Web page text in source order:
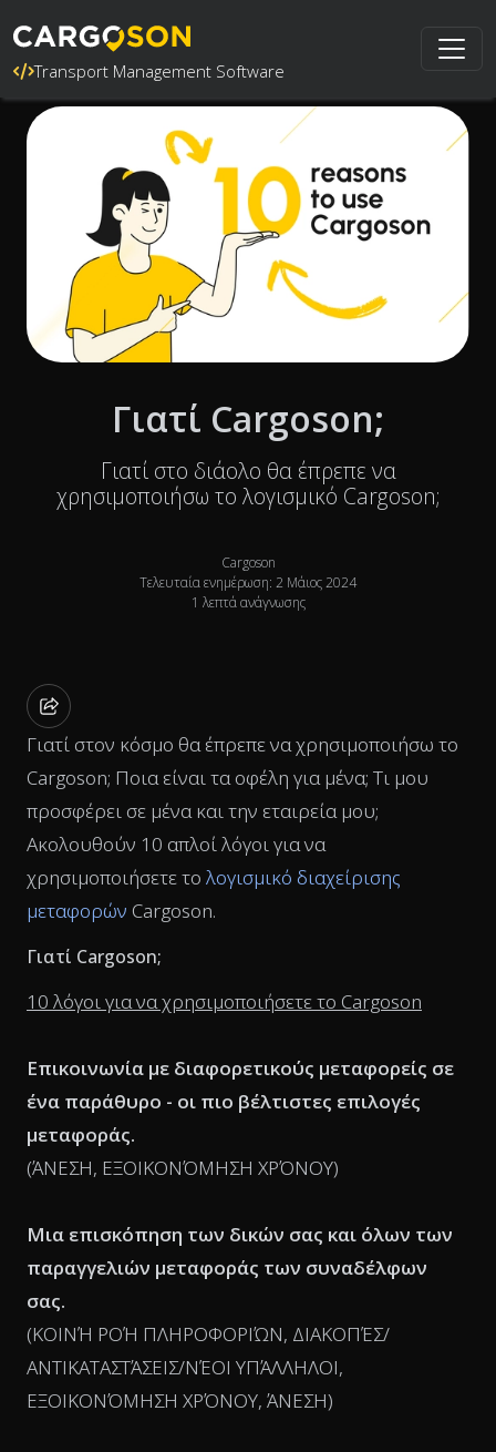
Transport Management Software
Γιατί Cargoson;
Γιατί στο διάολο θα έπρεπε να
χρησιμοποιήσω το λογισμικό Cargoson;
Cargoson
Τελευταία ενημέρωση: 2 Μάιος 2024
1 λεπτά ανάγνωσης
Γιατί στον κόσμο θα έπρεπε να χρησιμοποιήσω το
Cargoson; Ποια είναι τα οφέλη για μένα; Τι μου
προσφέρει σε μένα και την εταιρεία μου;
Ακολουθούν 10 απλοί λόγοι για να
χρησιμοποιήσετε το λογισμικό διαχείρισης
μεταφορών Cargoson.
Γιατί Cargoson;
10 λόγοι για να χρησιμοποιήσετε το Cargoson
Επικοινωνία με διαφορετικούς μεταφορείς σε
ένα παράθυρο - οι πιο βέλτιστες επιλογές
μεταφοράς.
(ΆΝΕΣΗ, ΕΞΟΙΚΟΝΌΜΗΣΗ ΧΡΌΝΟΥ)
Μια επισκόπηση των δικών σας και όλων των
παραγγελιών μεταφοράς των συναδέλφων
σας.
(ΚΟΙΝΉ ΡΟΉ ΠΛΗΡΟΦΟΡΙΏΝ, ΔΙΑΚΟΠΈΣ/
ΑΝΤΙΚΑΤΑΣΤΆΣΕΙΣ/ΝΈΟΙ ΥΠΆΛΛΗΛΟΙ,
ΕΞΟΙΚΟΝΌΜΗΣΗ ΧΡΌΝΟΥ, ΆΝΕΣΗ)